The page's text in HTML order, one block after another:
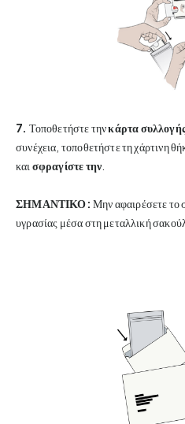
7. Τοποθετήστε τηνκάρτα
συνέχεια, τοποθετήστε τη χάρτινη
και σφραγίστε την
ΣΗΜΑΝΤΙΚΟ: Μην αφαιρέσετε το
υγρασίας μέσα στη μεταλλική